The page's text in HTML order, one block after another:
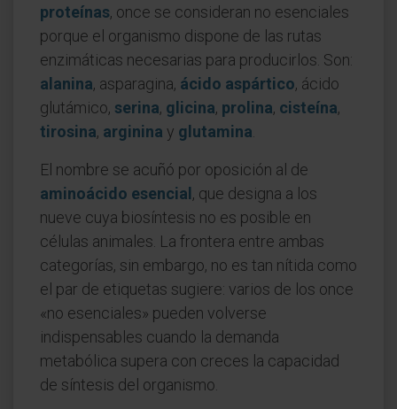
proteínas, once se consideran no esenciales
porque el organismo dispone de las rutas
enzimáticas necesarias para producirlos. Son:
alanina, asparagina, ácido aspártico, ácido
glutámico, serina, glicina, prolina, cisteína,
tirosina, arginina y glutamina
El nombre se acuñó por oposición al de
aminoácido esencial , que designa a los
nueve cuya biosíntesis no es posible en
células animales. La frontera entre ambas
categorías, sin embargo, no es tan nítida como
el par de etiquetas sugiere: varios de los once
«no esenciales» pueden volverse
indispensables cuando la demanda
metabólica supera con creces la capacidad
de síntesis del organismo.